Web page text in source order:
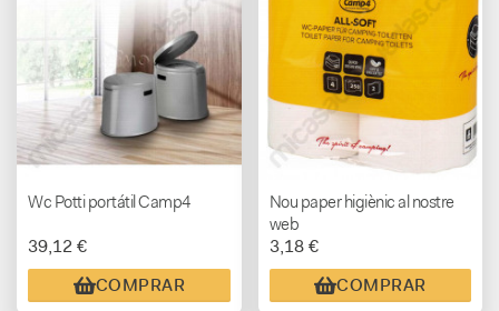
Wc Potti portátil Camp4
39,12 €
COMPRAR
Nou paper higiènic al nostre
web
3,18 €
COMPRAR